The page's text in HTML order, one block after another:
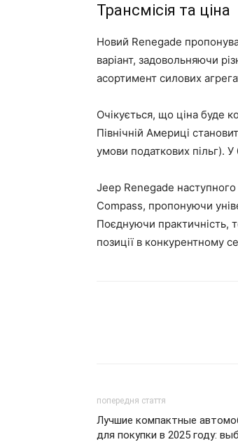
Трансмісія та ціна
Новий Renegade
варіант, задовольняючи
асортимент силових
Очікується, що ціна буде
Північній Америці
умови податкових пільг).
Jeep Renegade
Compass, пропонуючи
Поєднуючи практичність,
позиції в конкурентному
попередня стаття
Лучшие компактные
для покупки в 2025 году: